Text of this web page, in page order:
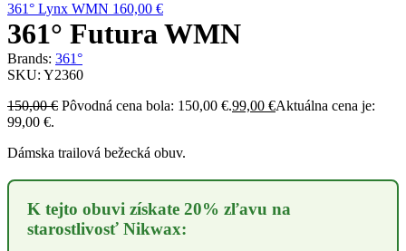
361° Lynx WMN 160,00 €
361° Futura WMN
Brands: 361°
SKU: Y2360
150,00€ Pôvodná cena bola: 150,00 €.99,00 €Aktuálna cena je:
99,00 €.
Dámska trailová bežecká obuv.
K tejto obuvi získate 20% zľavu na
starostlivosť Nikwax: